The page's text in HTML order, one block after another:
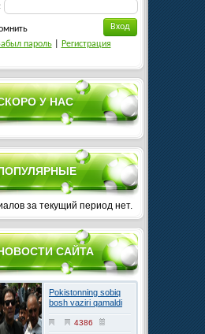
пароль| Регистрация
У НАС
за текущий период нет.
САЙТА
Pokistonning sobiq
bosh vaziri qamaldi
4386